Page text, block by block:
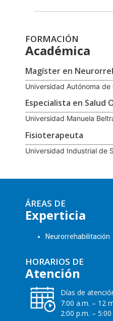
FORMACIÓN
Académica
Magíster en
Universidad Autónoma de
Especialista en Salud
Universidad Manuela
Fisioterapeuta
Universidad Industrial de
ÁREAS DE
Experticia
Neurorrehabilitación
HORARIOS DE
Atención
Días de
7:00 a.m. – 12
2:00 p.m. – 5:00